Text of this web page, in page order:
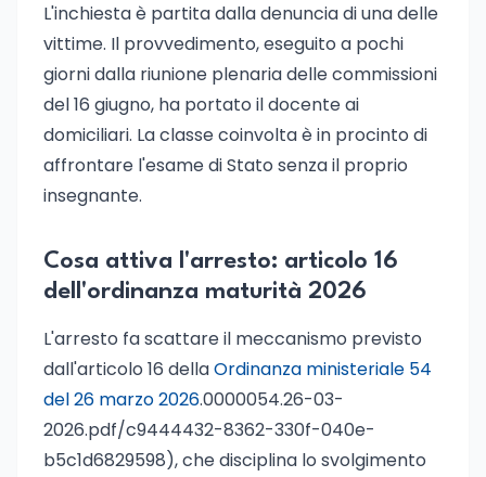
L'inchiesta è partita dalla denuncia di una delle
vittime. Il provvedimento, eseguito a pochi
giorni dalla riunione plenaria delle commissioni
del 16 giugno, ha portato il docente ai
domiciliari. La classe coinvolta è in procinto di
affrontare l'esame di Stato senza il proprio
insegnante.
Cosa attiva l'arresto: articolo 16
dell'ordinanza maturità 2026
L'arresto fa scattare il meccanismo previsto
dall'articolo 16 dellaOrdinanza ministeriale 54
del 26 marzo 2026.0000054.26-03-
2026.pdf/c9444432-8362-330f-040e-
b5c1d6829598), che disciplina lo svolgimento